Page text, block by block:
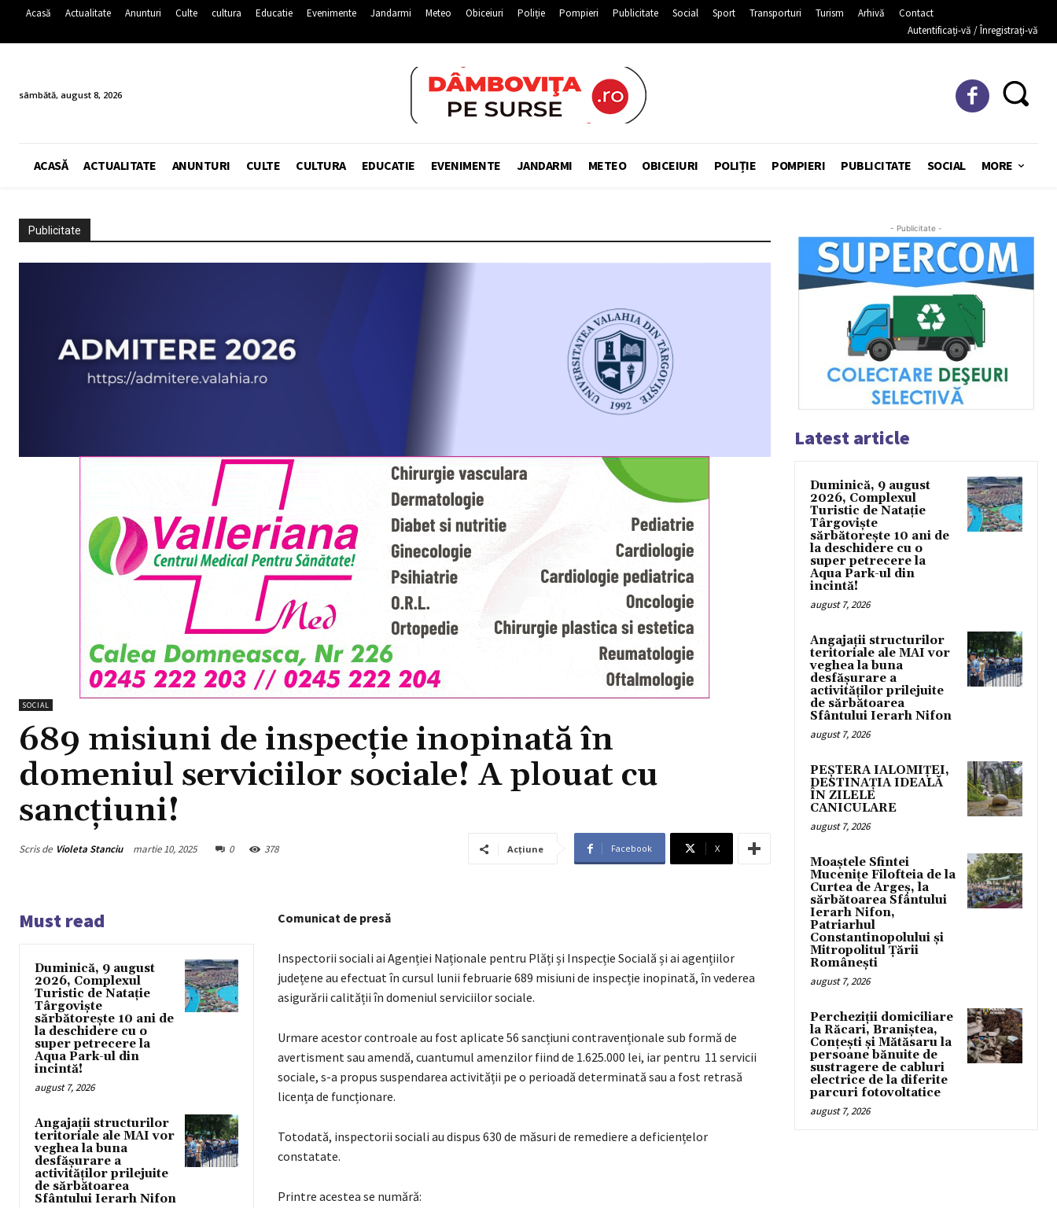
Acasă Actualitate Anunturi Culte cultura Educatie Evenimente Jandarmi Meteo Obiceiuri Poliție Pompieri Publicitate Social Sport Transporturi Turism Arhivă
Contact
Autentificați-vă / Înregistrați-vă
sâmbătă, august 8, 2026
ACASĂ ACTUALITATE ANUNTURI CULTE CULTURA EDUCATIE EVENIMENTE JANDARMI METEO OBICEIURI POLIȚIE POMPIERI PUBLICITATE SOCIAL MORE
Publicitate
SOCIAL
689 misiuni de inspecție inopinată în
domeniul serviciilor sociale! A plouat cu
sancțiuni!
Scris de Violeta Stanciu martie 10, 2025 0 378 Acțiune Facebook X
Must read
Duminică, 9 august
2026, Complexul
Turistic de Natație
Târgoviște
sărbătorește 10 ani de
la deschidere cu o
super petrecere la
Aqua Park-ul din
incintă!
august 7, 2026
Angajații structurilor
teritoriale ale MAI vor
veghea la buna
desfășurare a
activităților prilejuite
de sărbătoarea
Sfântului Ierarh Nifon
Comunicat de presă
Inspectorii sociali ai Agenției Naționale pentru Plăți și Inspecție Socială și ai agențiilor
județene au efectuat în cursul lunii februarie 689 misiuni de inspecție inopinată, în vederea
asigurării calității în domeniul serviciilor sociale.
Urmare acestor controale au fost aplicate 56 sancțiuni contravenționale sub formă de
avertisment sau amendă, cuantumul amenzilor fiind de 1.625.000 lei, iar pentru 11 servicii
sociale, s-a propus suspendarea activității pe o perioadă determinată sau a fost retrasă
licența de funcționare.
Totodată, inspectorii sociali au dispus 630 de măsuri de remediere a deficiențelor
constatate.
Printre acestea se numără:
- Publicitate -
Latest article
Duminică, 9 august
2026, Complexul
Turistic de Natație
Târgoviște
sărbătorește 10 ani de
la deschidere cu o
super petrecere la
Aqua Park-ul din
incintă!
august 7, 2026
Angajații structurilor
teritoriale ale MAI vor
veghea la buna
desfășurare a
activităților prilejuite
de sărbătoarea
Sfântului Ierarh Nifon
august 7, 2026
PEȘTERA IALOMIȚEI,
DESTINAȚIA IDEALĂ
ÎN ZILELE
CANICULARE
august 7, 2026
Moaștele Sfintei
Mucenițe Filofteia de la
Curtea de Argeș, la
sărbătoarea Sfântului
Ierarh Nifon,
Patriarhul
Constantinopolului și
Mitropolitul Țării
Românești
august 7, 2026
Percheziții domiciliare
la Răcari, Braniștea,
Conțești și Mătăsaru la
persoane bănuite de
sustragere de cabluri
electrice de la diferite
parcuri fotovoltatice
august 7, 2026